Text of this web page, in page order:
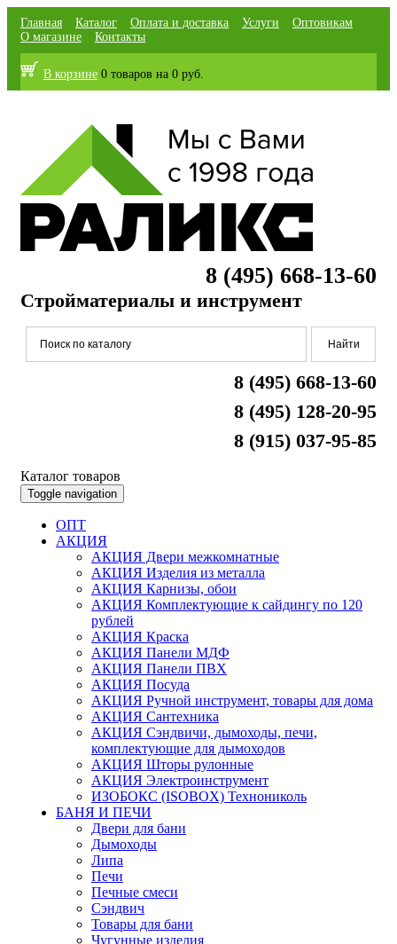
Главная Каталог Оплата и доставка Услуги
Оптовикам
О магазине
Контакты
В корзине 0 товаров на 0 руб.
8 (495) 668-13-60
Стройматериалы и инструмент
8 (495) 668-13-60
8 (495) 128-20-95
8 (915) 037-95-85
Каталог товаров
Toggle navigation
ОПТ
АКЦИЯ
АКЦИЯ Двери межкомнатные
АКЦИЯ Изделия из металла
АКЦИЯ Карнизы, обои
АКЦИЯ Комплектующие к сайдингу по 120
рублей
АКЦИЯ Краска
АКЦИЯ Панели МДФ
АКЦИЯ Панели ПВХ
АКЦИЯ Посуда
АКЦИЯ Ручной инструмент, товары для дома
АКЦИЯ Сантехника
АКЦИЯ Сэндвичи, дымоходы, печи,
комплектующие для дымоходов
АКЦИЯ Шторы рулонные
АКЦИЯ Электроинструмент
ИЗОБОКС (ISOBOX) Технониколь
БАНЯ И ПЕЧИ
Двери для бани
Дымоходы
Липа
Печи
Печные смеси
Сэндвич
Товары для бани
Чугунные изделия